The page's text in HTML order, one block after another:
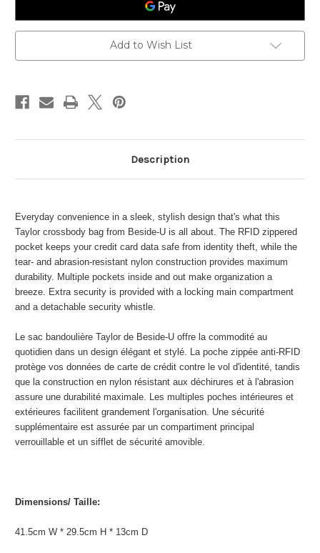
Add to Wish List
Description
Everyday convenience in a sleek, stylish design that's what this
Taylor crossbody bag from Beside-U is all about. The RFID zippered
pocket keeps your credit card data safe from identity theft, while the
tear- and abrasion-resistant nylon construction provides maximum
durability. Multiple pockets inside and out make organization a
breeze. Extra security is provided with a locking main compartment
and a detachable security whistle.
Le sac bandoulière Taylor de Beside-U offre la commodité au
quotidien dans un design élégant et stylé. La poche zippée anti-RFID
protège vos données de carte de crédit contre le vol d'identité, tandis
que la construction en nylon résistant aux déchirures et à l'abrasion
assure une durabilité maximale. Les multiples poches intérieures et
extérieures facilitent grandement l'organisation. Une sécurité
supplémentaire est assurée par un compartiment principal
verrouillable et un sifflet de sécurité amovible.
Dimensions/ Taille:
41.5cm W * 29.5cm H * 13cm D